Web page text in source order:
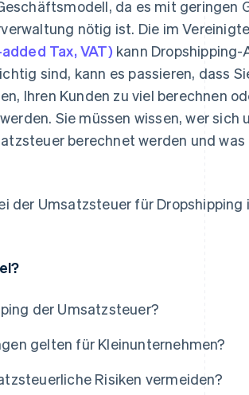
da es mit geringen
nötig ist. Die im
Tax, VAT) kann
sind, kann es passieren, dass
Ihren Kunden zu viel berechnen
Sie müssen wissen, wer sich
berechnet werden und
der Umsatzsteuer für
der Umsatzsteuer?
gelten für Kleinunternehmen?
Risiken vermeiden?